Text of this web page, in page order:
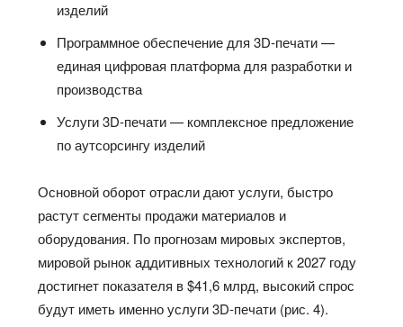
изделий
Программное обеспечение для 3D-печати —
единая цифровая платформа для разработки и
производства
Услуги 3D-печати — комплексное предложение
по аутсорсингу изделий
Основной оборот отрасли дают услуги, быстро
растут сегменты продажи материалов и
оборудования. По прогнозам мировых экспертов,
мировой рынок аддитивных технологий к 2027 году
достигнет показателя в $41,6 млрд, высокий спрос
будут иметь именно услуги 3D-печати (рис. 4).